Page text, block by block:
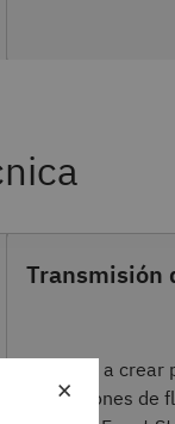
Transmisión
Aprenda a
aplicaciones de
×